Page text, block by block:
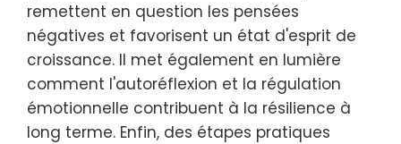
remettent en question les pensées
négatives et favorisent un état d'esprit de
croissance. Il met également en lumière
comment l'autoréflexion et la régulation
émotionnelle contribuent à la résilience à
long terme. Enfin, des étapes pratiques